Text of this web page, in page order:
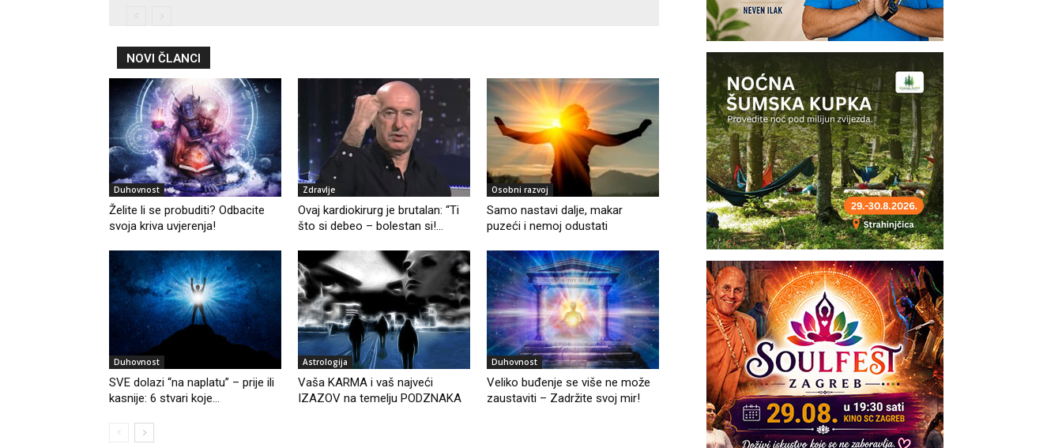
NOVI ČLANCI
Duhovnost
Želite li se probuditi? Odbacite
svoja kriva uvjerenja!
Zdravlje
Ovaj kardiokirurg je brutalan: “Ti
što si debeo – bolestan si!...
Osobni razvoj
Samo nastavi dalje, makar
puzeći i nemoj odustati
Duhovnost
SVE dolazi “na naplatu” – prije ili
kasnije: 6 stvari koje...
Astrologija
Vaša KARMA i vaš najveći
IZAZOV na temelju PODZNAKA
Duhovnost
Veliko buđenje se više ne može
zaustaviti – Zadržite svoj mir!